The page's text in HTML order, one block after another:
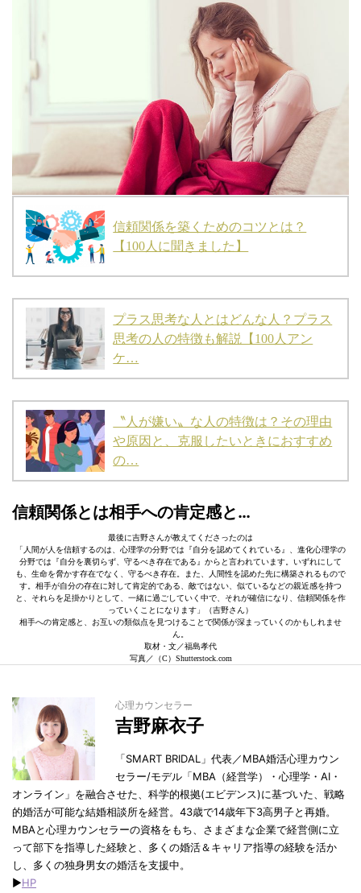
信頼関係を築くためのコツとは？
【100人に聞きました】
プラス思考な人とはどんな人？プラス
思考の人の特徴も解説【100人アン
ケ…
〝人が嫌い〟な人の特徴は？その理由
や原因と、克服したいときにおすすめ
の…
信頼関係とは相手への肯定感と…
最後に吉野さんが教えてくださったのは
「人間が人を信頼するのは、心理学の分野では『自分を認めてくれている』、進化心理学の
分野では『自分を裏切らず、守るべき存在である』からと言われています。いずれにして
も、生命を脅かす存在でなく、守るべき存在。また、人間性を認めた先に構築されるもので
す。相手が自分の存在に対して肯定的である、敵ではない、似ているなどの親近感を持つ
と、それらを足掛かりとして、一緒に過ごしていく中で、それが確信になり、信頼関係を作
っていくことになります」（吉野さん）
相手への肯定感と、お互いの類似点を見つけることで関係が深まっていくのかもしれませ
ん。
取材・文／福島孝代
写真／（C）Shutterstock.com
心理カウンセラー
吉野麻衣子
「SMART BRIDAL」代表／MBA婚活心理カウン
セラー/モデル「MBA（経営学）・心理学・AI・
オンライン」を融合させた、科学的根拠(エビデンス)に基づいた、戦略
的婚活が可能な結婚相談所を経営。43歳で14歳年下3高男子と再婚。
MBAと心理カウンセラーの資格をもち、さまざまな企業で経営側に立
って部下を指導した経験と、多くの婚活＆キャリア指導の経験を活か
し、多くの独身男女の婚活を支援中。
▶︎HP